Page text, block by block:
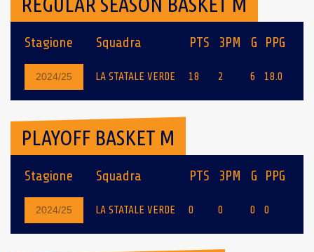
Stagione Squadra PTS 3PM G PPG
2024/25 LA STATALE VERDE 18 2 6 18.0
PLAYOFF BASKET M
Stagione Squadra PTS 3PM G PPG
2024/25 LA STATALE VERDE 0 0 0 0